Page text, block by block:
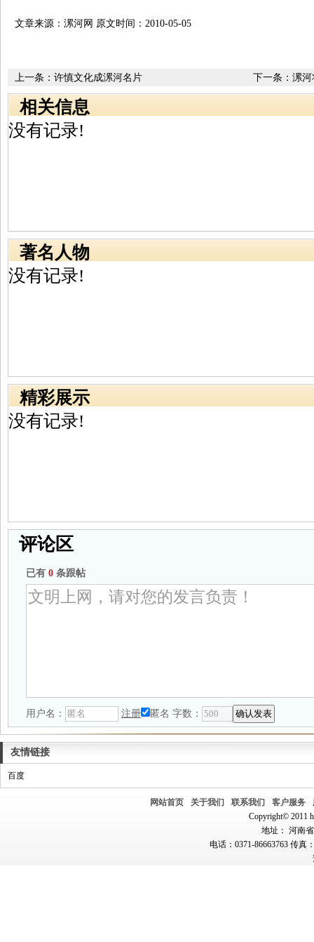
文章来源：漯河网 原文时间：2010-05-05
下一条： 漯河
上一条： 许慎文化成漯河名片
相关信息
没有记录!
著名人物
没有记录!
精彩展示
没有记录!
评论区
已有 0 条跟帖
用户名： 注册 匿名 字数：
友情链接
百度
网站首页 关于我们 联系我们 客户服务
Copyright© 2011
地址： 河南
电话：0371-86663763 传真